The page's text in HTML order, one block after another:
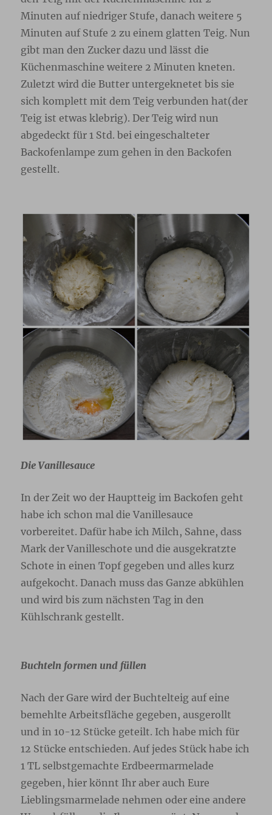
Minuten auf niedriger Stufe, danach weitere 5
Minuten auf Stufe 2 zu einem glatten Teig. Nun
gibt man den Zucker dazu und lässt die
Küchenmaschine weitere 2 Minuten kneten.
Zuletzt wird die Butter untergeknetet bis sie
sich komplett mit dem Teig verbunden hat(der
Teig ist etwas klebrig). Der Teig wird nun
abgedeckt für 1 Std. bei eingeschalteter
Backofenlampe zum gehen in den Backofen
gestellt.
Die Vanillesauce
In der Zeit wo der Hauptteig im Backofen geht
habe ich schon mal die Vanillesauce
vorbereitet. Dafür habe ich Milch, Sahne, dass
Mark der Vanilleschote und die ausgekratzte
Schote in einen Topf gegeben und alles kurz
aufgekocht. Danach muss das Ganze abkühlen
und wird bis zum nächsten Tag in den
Kühlschrank gestellt.
Buchteln formen und füllen
Nach der Gare wird der Buchtelteig auf eine
bemehlte Arbeitsfläche gegeben, ausgerollt
und in 10-12 Stücke geteilt. Ich habe mich für
12 Stücke entschieden. Auf jedes Stück habe ich
1 TL selbstgemachte Erdbeermarmelade
gegeben, hier könnt Ihr aber auch Eure
Lieblingsmarmelade nehmen oder eine andere